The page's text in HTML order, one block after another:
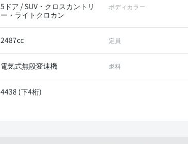
5ドア / SUV・クロスカントリ
ー・ライトクロカン
ボディカラー
2487cc 定員
電気式無段変速機 燃料
4438 (下4桁)